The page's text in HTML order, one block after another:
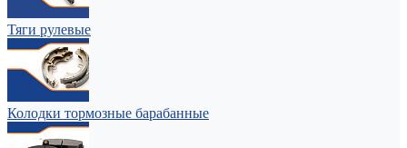
Тяги рулевые
Колодки тормозные барабанные